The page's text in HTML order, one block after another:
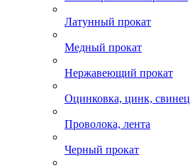
Латунный прокат
Медный прокат
Нержавеющий прокат
Оцинковка, цинк, свинец
Проволока, лента
Черный прокат